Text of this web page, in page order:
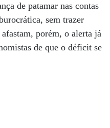
de patamar nas contas
sem trazer
porém, o alerta já
de que o déficit se